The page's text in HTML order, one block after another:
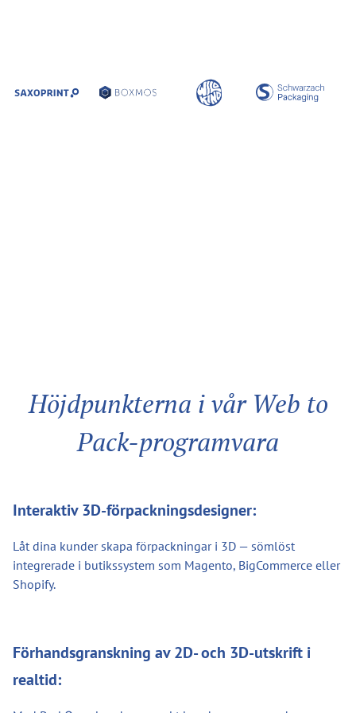
Höjdpunkterna i vår Web to
Pack-programvara
Interaktiv 3D-förpackningsdesigner:
Låt dina kunder skapa förpackningar i 3D — sömlöst
integrerade i butikssystem som Magento, BigCommerce eller
Shopify.
Förhandsgranskning av 2D- och 3D-utskrift i
realtid: